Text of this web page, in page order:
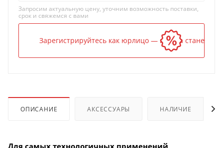
Запросим актуальную цену, уточним возможность поставки,
срок и свяжемся с вами
Зарегистрируйтесь как юрлицо — и цена станет
ОПИСАНИЕ АКСЕССУАРЫ НАЛИЧИЕ
Для самых технологичных применений